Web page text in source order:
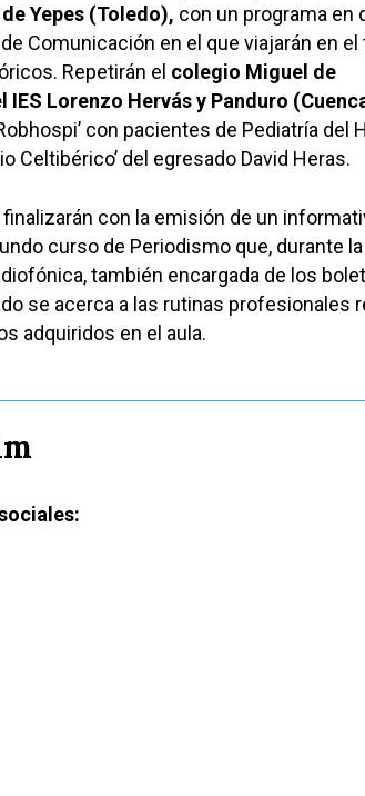
Yepes (Toledo), con un programa en
Comunicación en el que viajarán en
Repetirán el colegio Miguel de
IES Lorenzo Hervás y Panduro
con pacientes de Pediatría del
Celtibérico’ del egresado David Heras.
con la emisión de un
curso de Periodismo que, durante la
también encargada de los
se acerca a las rutinas profesionales
adquiridos en el aula.